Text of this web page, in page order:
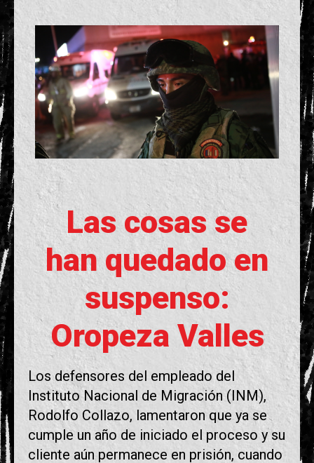
Las cosas se
han quedado en
suspenso:
Oropeza Valles
Los defensores del empleado del
Instituto Nacional de Migración (INM),
Rodolfo Collazo, lamentaron que ya se
cumple un año de iniciado el proceso y su
cliente aún permanece en prisión, cuando